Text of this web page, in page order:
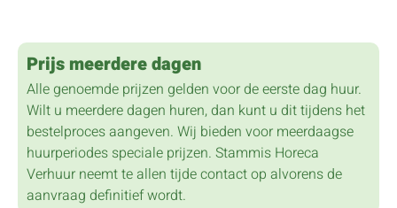
Prijs meerdere dagen
Alle genoemde prijzen gelden voor de eerste dag huur.
Wilt u meerdere dagen huren, dan kunt u dit tijdens het
bestelproces aangeven. Wij bieden voor meerdaagse
huurperiodes speciale prijzen. Stammis Horeca
Verhuur neemt te allen tijde contact op alvorens de
aanvraag definitief wordt.